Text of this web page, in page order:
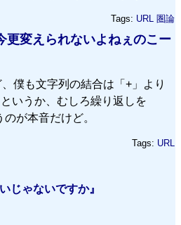
Tags: URL 圏論
更変えられないよねぇのこー
、僕も文字列の結合は「+」より
いうか、むしろ繰り返しを
のが本音だけど。
Tags: URL
じゃないですか』